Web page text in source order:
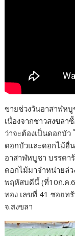
ขายช่วงวันอาสาฬห
เนื่องจากชาวสงขลา
ว่าจะต้องเป็นดอกบั
ดอกบัวและดอกไม้อื่
อาสาฬหบูชา บรรดา
ดอกไม้มาจำหน่ายล่
พฤหัสบดีนี้ (ที่10ก.ค
ทอง เลขที่ 41 ซอยท
จ.สงขลา